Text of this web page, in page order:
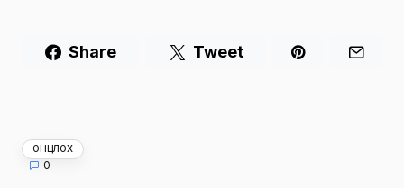
Share Tweet
ОНЦЛОХ
0